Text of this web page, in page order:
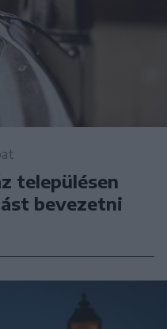
településen
bevezetni